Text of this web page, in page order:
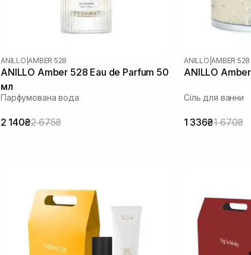
ANILLO AMBER 528
ANILLO Amber 528 Eau de Parfum 50
мл
Парфумована вода
2 140₴2 675₴
ANILLO AMBER 528
ANILLO
Сіль для ванни
1 336₴1 670₴